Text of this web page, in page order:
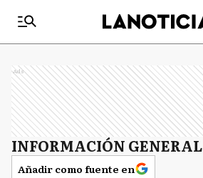
Ads
INFORMACIÓN GENERAL
Añadir como fuente en